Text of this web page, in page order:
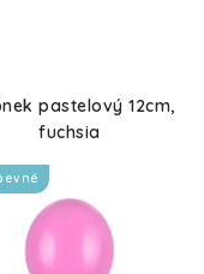
pastelový 12cm,
fuchsia